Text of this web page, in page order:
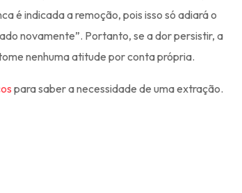
é indicada a remoção, pois isso só adiará o
novamente”. Portanto, se a dor persistir, a
nenhuma atitude por conta própria.
para saber a necessidade de uma extração.